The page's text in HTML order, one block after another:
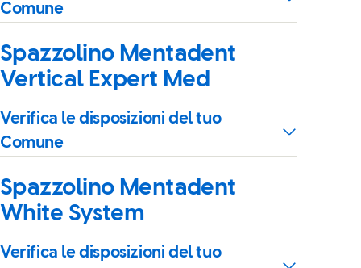
Comune
Spazzolino Mentadent
Vertical Expert Med
Verifica le disposizioni del tuo
Comune
Spazzolino Mentadent
White System
Verifica le disposizioni del tuo